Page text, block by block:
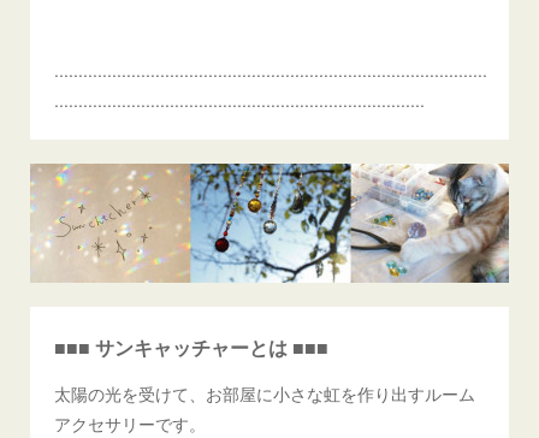
..........................................................................................
.............................................................................
■■■ サンキャッチャーとは ■■■
太陽の光を受けて、お部屋に小さな虹を作り出すルーム
アクセサリーです。